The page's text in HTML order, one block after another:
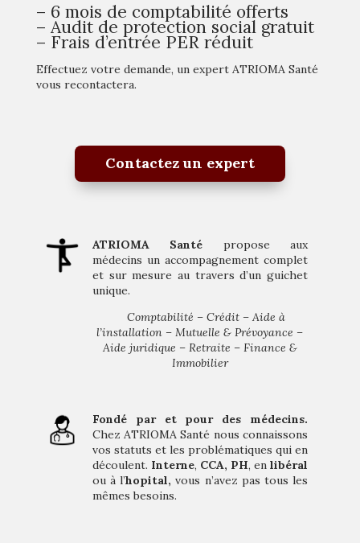
– 6 mois de comptabilité offerts
– Audit de protection social gratuit
– Frais d’entrée PER réduit
Effectuez votre demande, un expert ATRIOMA Santé
vous recontactera.
Contactez un expert
ATRIOMA Santé propose aux
médecins un accompagnement complet
et sur mesure au travers d’un guichet
unique.
Comptabilité – Crédit – Aide à
l’installation – Mutuelle & Prévoyance –
Aide juridique – Retraite – Finance &
Immobilier
Fondé par et pour des médecins.
Chez ATRIOMA Santé nous connaissons
vos statuts et les problématiques qui en
découlent. Interne, CCA, PH, en libéral
ou à l’hopital,vous n’avez pas tous les
mêmes besoins.